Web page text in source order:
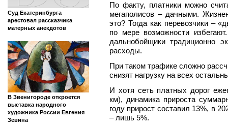
Суд Екатеринбурга
арестовал рассказчика
матерных анекдотов
В Звенигороде откроется
выставка народного
художника России Евгения
Зевина
По факту, платники можно
мегаполисов – дачными.
это? Тогда как перевозчики –
по мере возможности
дальнобойщики традиционно
расходы.
При таком трафике сложно
снизят нагрузку на всех
И хотя сеть платных дорог
км), динамика прироста
году прирост составил 13%, в
– лишь 5%.